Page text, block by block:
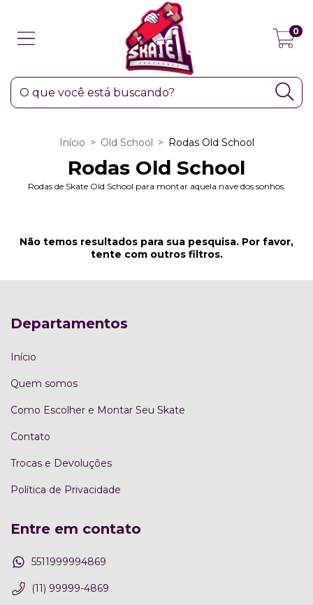
0
Início > Old School > Rodas Old School
Rodas Old School
Rodas de Skate Old School para montar aquela nave dos sonhos.
Não temos resultados para sua pesquisa. Por favor,
tente com outros filtros.
Departamentos
Início
Quem somos
Como Escolher e Montar Seu Skate
Contato
Trocas e Devoluções
Política de Privacidade
Entre em contato
5511999994869
(11) 99999-4869